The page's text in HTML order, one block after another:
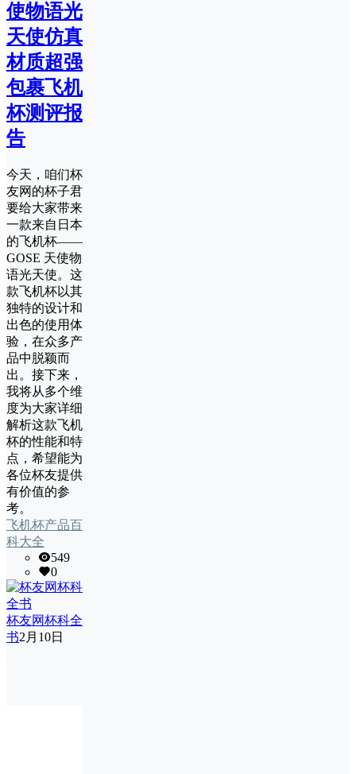
使物语光
天使仿真
材质超强
包裹飞机
杯测评报
告
今天，咱们杯
友网的杯子君
要给大家带来
一款来自日本
的飞机杯——
GOSE 天使物
语光天使。这
款飞机杯以其
独特的设计和
出色的使用体
验，在众多产
品中脱颖而
出。接下来，
我将从多个维
度为大家详细
解析这款飞机
杯的性能和特
点，希望能为
各位杯友提供
有价值的参
考。
飞机杯产品百
科大全
549
0
杯友网杯科全
书2月10日